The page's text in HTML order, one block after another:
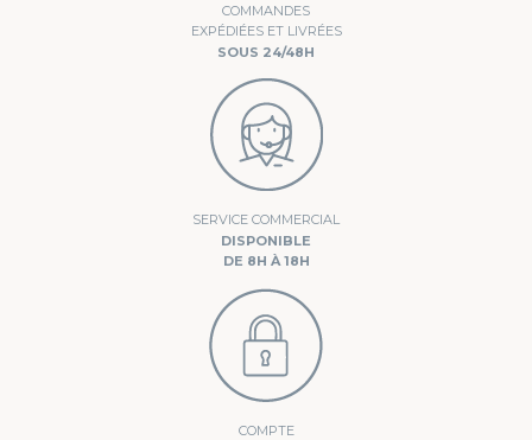
COMMANDES
EXPÉDIÉES ET LIVRÉES
SOUS 24/48H
SERVICE COMMERCIAL
DISPONIBLE
DE 8H À 18H
COMPTE